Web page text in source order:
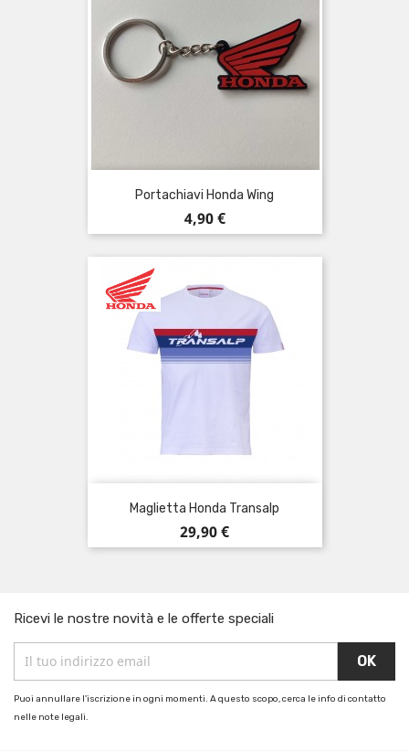
Portachiavi Honda Wing
Prezzo
4,90 €
Maglietta Honda Transalp
Prezzo
29,90 €
Ricevi le nostre novità e le offerte speciali
Puoi annullare l'iscrizione in ogni momenti. A questo scopo, cerca le info di contatto
nelle note legali.